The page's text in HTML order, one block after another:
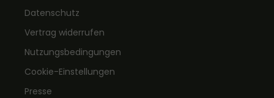
Datenschutz
Vertrag widerrufen
Nutzungsbedingungen
Cookie-Einstellungen
Presse